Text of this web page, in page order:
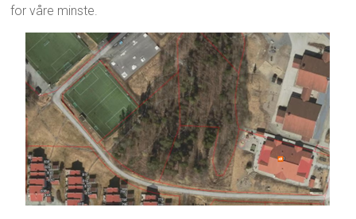
for våre minste.